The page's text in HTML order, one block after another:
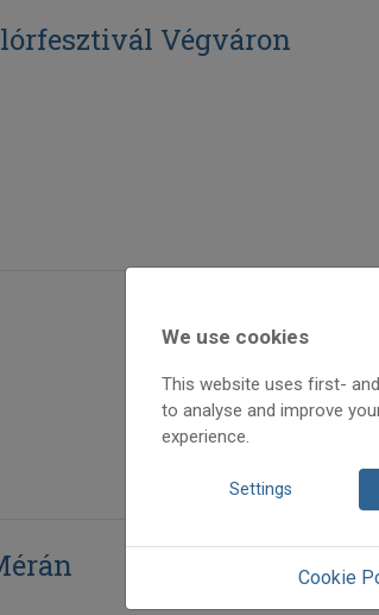
Végváron
We use cookies
This website uses first-
to analyse and improve
experience.
Settings
Cookie